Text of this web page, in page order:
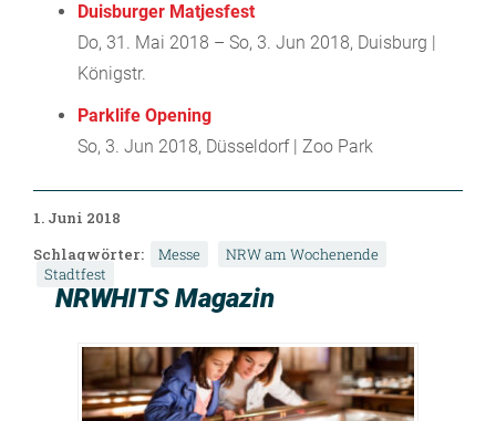
Duisburger Matjesfest
Do, 31. Mai 2018 – So, 3. Jun 2018, Duisburg |
Königstr.
Parklife Opening
So, 3. Jun 2018, Düsseldorf | Zoo Park
1. Juni 2018
Schlagwörter:
Messe
NRW am Wochenende
Stadtfest
NRWHITS Magazin